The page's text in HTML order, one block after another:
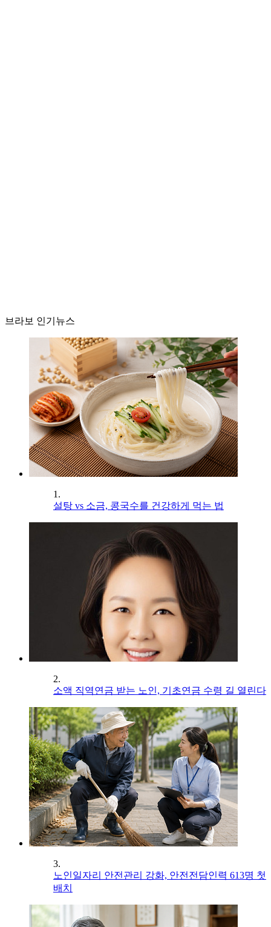
브라보 인기뉴스
1.
설탕 vs 소금, 콩국수를 건강하게 먹는 법
2.
소액 직역연금 받는 노인, 기초연금 수령 길 열린다
3.
노인일자리 안전관리 강화, 안전전담인력 613명 첫
배치